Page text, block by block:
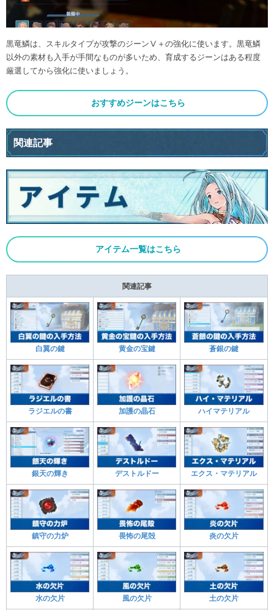
黒竜鱗は、スキルタイプが攻撃のジーンⅤ＋の強化に使います。黒竜鱗
以外の素材も入手が手間なものが多いため、育成するジーンはある程度
厳選してから強化に使いましょう。
おすすめジーンはこちら
関連記事
アイテム一覧はこちら
関連記事
白翼の鍵 黄金の宝鍵 蒼銀の鍵
ラジエルの書 加護の晶石 ハイマテリアル
銀天の輝き デストルドー エクス・マテリアル
鎮守の力炉 畏怖の尾殻 炎の欠片
水の欠片 風の欠片 土の欠片